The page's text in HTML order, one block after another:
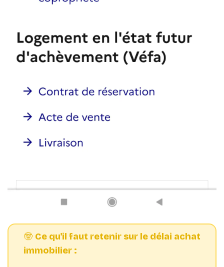
🤓 Ce qu'il faut retenir sur le délai achat
immobilier :